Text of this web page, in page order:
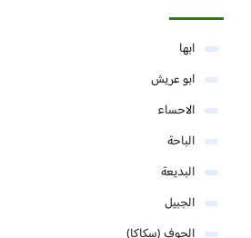
ابها
ابو عريش
الاحساء
الباحة
البديعة
الجبيل